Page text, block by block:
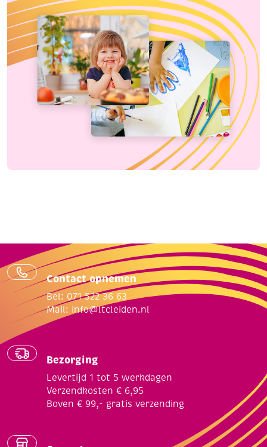
Contact opnemen
Bel: 071 522 36 63
Mail: info@ltcleiden.nl
Bezorging
Levertijd 1 tot 5 werkdagen
Verzendkosten € 6,95
Boven € 99,- gratis verzending